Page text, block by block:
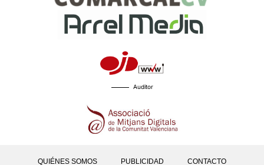
Auditor
QUIÉNES SOMOS PUBLICIDAD CONTACTO